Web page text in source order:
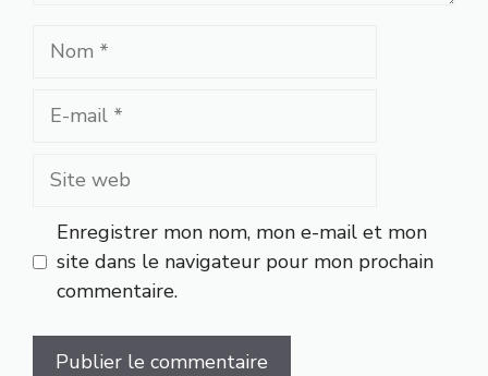
Nom
Site
Enregistrer mon nom, mon e-mail et mon
site dans le navigateur pour mon prochain
commentaire.